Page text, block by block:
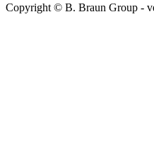
Copyright © B. Braun Group -